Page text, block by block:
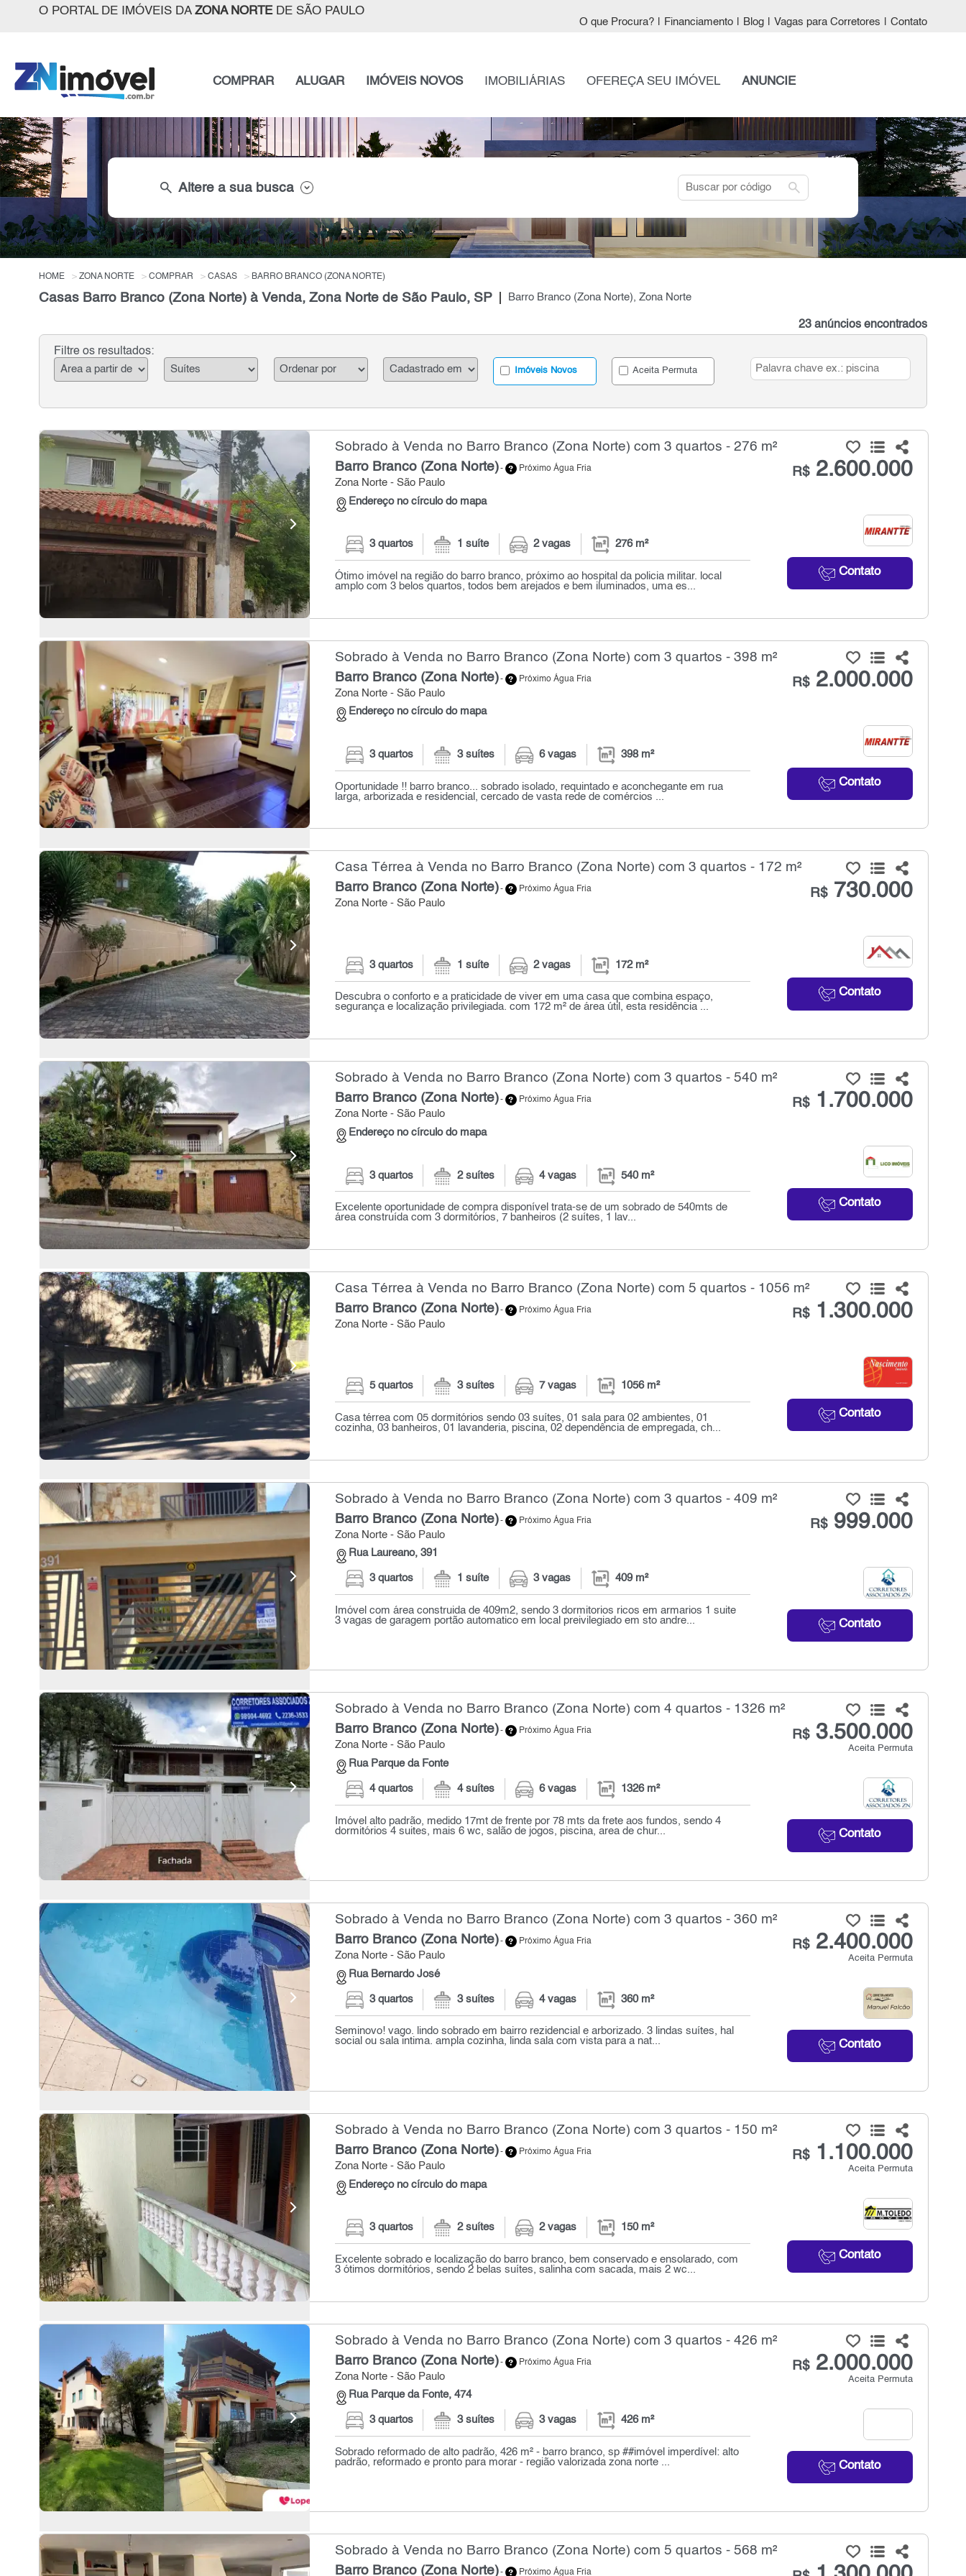
O PORTAL DE IMÓVEIS DA ZONA NORTEDE SÃO PAULO
O que Procura? Financiamento Blog Vagas para Corretores Contato
COMPRAR ALUGAR IMÓVEIS NOVOS IMOBILIÁRIAS OFEREÇA SEU IMÓVEL ANUNCIE
search Altere a sua busca search
HOME ZONA NORTE COMPRAR CASAS BARRO BRANCO (ZONA NORTE)
Casas Barro Branco (Zona Norte) à Venda, Zona Norte de São Paulo, SP Barro Branco (Zona Norte), Zona Norte
23 anúncios encontrados
Filtre os resultados:
Imóveis Novos Aceita Permuta
Sobrado à Venda no Barro Branco (Zona Norte) com 3 quartos - 276 m²
Barro Branco (Zona Norte)- Próximo Água Fria
Zona Norte - São Paulo
Endereço no círculo do mapa
R$2.600.000
Contato
3 quartos 1 suíte 2 vagas 276 m²
Ótimo imóvel na região do barro branco, próximo ao hospital da policia militar. local
amplo com 3 belos quartos, todos bem arejados e bem iluminados, uma es...
Sobrado à Venda no Barro Branco (Zona Norte) com 3 quartos - 398 m²
Barro Branco (Zona Norte)- Próximo Água Fria
Zona Norte - São Paulo
Endereço no círculo do mapa
R$2.000.000
Contato
3 quartos 3 suítes 6 vagas 398 m²
Oportunidade !! barro branco... sobrado isolado, requintado e aconchegante em rua
larga, arborizada e residencial, cercado de vasta rede de comércios ...
Casa Térrea à Venda no Barro Branco (Zona Norte) com 3 quartos - 172 m²
Barro Branco (Zona Norte)- Próximo Água Fria
Zona Norte - São Paulo
R$730.000
Contato
3 quartos 1 suíte 2 vagas 172 m²
Descubra o conforto e a praticidade de viver em uma casa que combina espaço,
segurança e localização privilegiada. com 172 m² de área útil, esta residência ...
Sobrado à Venda no Barro Branco (Zona Norte) com 3 quartos - 540 m²
Barro Branco (Zona Norte)- Próximo Água Fria
Zona Norte - São Paulo
Endereço no círculo do mapa
R$1.700.000
Contato
3 quartos 2 suítes 4 vagas 540 m²
Excelente oportunidade de compra disponível trata-se de um sobrado de 540mts de
área construída com 3 dormitórios, 7 banheiros (2 suítes, 1 lav...
Casa Térrea à Venda no Barro Branco (Zona Norte) com 5 quartos - 1056 m²
Barro Branco (Zona Norte)- Próximo Água Fria
Zona Norte - São Paulo
R$1.300.000
Contato
5 quartos 3 suítes 7 vagas 1056 m²
Casa térrea com 05 dormitórios sendo 03 suítes, 01 sala para 02 ambientes, 01
cozinha, 03 banheiros, 01 lavanderia, piscina, 02 dependência de empregada, ch...
Sobrado à Venda no Barro Branco (Zona Norte) com 3 quartos - 409 m²
Barro Branco (Zona Norte)- Próximo Água Fria
Zona Norte - São Paulo
Rua Laureano, 391
R$999.000
Contato
3 quartos 1 suíte 3 vagas 409 m²
Imóvel com área construida de 409m2, sendo 3 dormitorios ricos em armarios 1 suite
3 vagas de garagem portão automatico em local preivilegiado em sto andre...
Sobrado à Venda no Barro Branco (Zona Norte) com 4 quartos - 1326 m²
Barro Branco (Zona Norte)- Próximo Água Fria
Zona Norte - São Paulo
Rua Parque da Fonte
R$3.500.000
Aceita Permuta
Contato
4 quartos 4 suítes 6 vagas 1326 m²
Imóvel alto padrão, medido 17mt de frente por 78 mts da frete aos fundos, sendo 4
dormitórios 4 suites, mais 6 wc, salão de jogos, piscina, area de chur...
Sobrado à Venda no Barro Branco (Zona Norte) com 3 quartos - 360 m²
Barro Branco (Zona Norte)- Próximo Água Fria
Zona Norte - São Paulo
Rua Bernardo José
R$2.400.000
Aceita Permuta
Contato
3 quartos 3 suítes 4 vagas 360 m²
Seminovo! vago. lindo sobrado em bairro rezidencial e arborizado. 3 lindas suítes, hal
social ou sala intima. ampla cozinha, linda sala com vista para a nat...
Sobrado à Venda no Barro Branco (Zona Norte) com 3 quartos - 150 m²
Barro Branco (Zona Norte)- Próximo Água Fria
Zona Norte - São Paulo
Endereço no círculo do mapa
R$1.100.000
Aceita Permuta
Contato
3 quartos 2 suítes 2 vagas 150 m²
Excelente sobrado e localização do barro branco, bem conservado e ensolarado, com
3 ótimos dormitórios, sendo 2 belas suítes, salinha com sacada, mais 2 wc...
Sobrado à Venda no Barro Branco (Zona Norte) com 3 quartos - 426 m²
Barro Branco (Zona Norte)- Próximo Água Fria
Zona Norte - São Paulo
Rua Parque da Fonte, 474
R$2.000.000
Aceita Permuta
Contato
3 quartos 3 suítes 3 vagas 426 m²
Sobrado reformado de alto padrão, 426 m² - barro branco, sp ##imóvel imperdível: alto
padrão, reformado e pronto para morar - região valorizada zona norte ...
Sobrado à Venda no Barro Branco (Zona Norte) com 5 quartos - 568 m²
Barro Branco (Zona Norte)- Próximo Água Fria